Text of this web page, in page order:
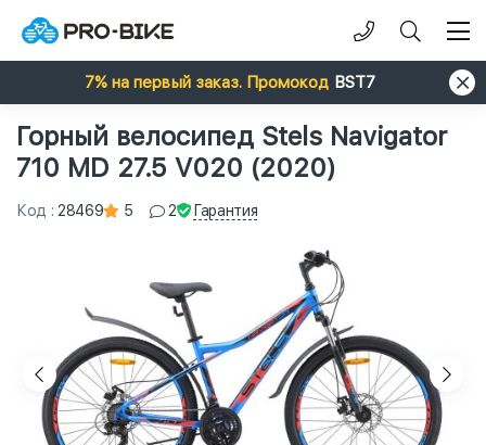
7% на первый заказ. Промокод BST7
Горный велосипед Stels Navigator
710 MD 27.5 V020 (2020)
Код : 28469 5 2 Гарантия